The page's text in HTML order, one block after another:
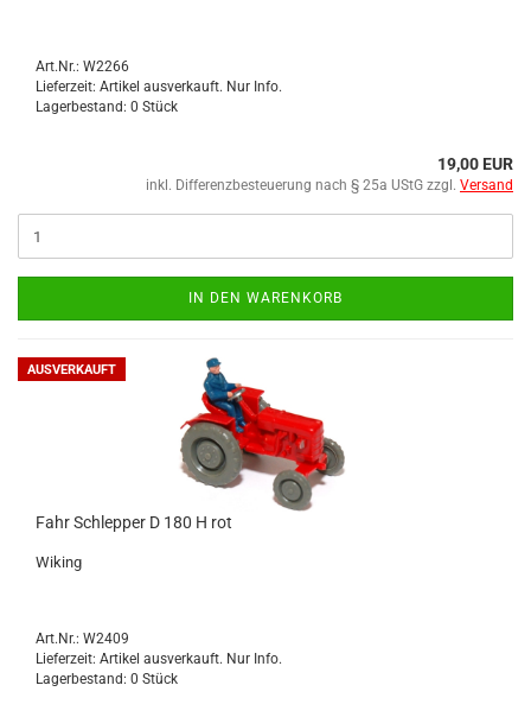
Art.Nr.: W2266
Lieferzeit: Artikel ausverkauft. Nur Info.
Lagerbestand: 0 Stück
19,00 EUR
inkl. Differenzbesteuerung nach § 25a UStG zzgl. Versand
IN DEN WARENKORB
AUSVERKAUFT
Fahr Schlep­per D 180 H rot
Wi­king
Art.Nr.: W2409
Lieferzeit: Artikel ausverkauft. Nur Info.
Lagerbestand: 0 Stück